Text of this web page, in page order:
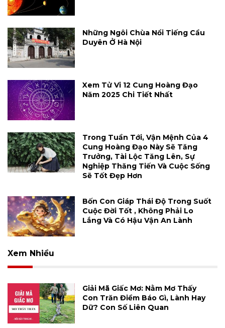
Những Ngôi Chùa Nổi Tiếng Cầu
Duyên Ở Hà Nội
Xem Tử Vi 12 Cung Hoàng Đạo
Năm 2025 Chi Tiết Nhất
Trong Tuần Tới, Vận Mệnh Của 4
Cung Hoàng Đạo Này Sẽ Tăng
Trưởng, Tài Lộc Tăng Lên, Sự
Nghiệp Thăng Tiến Và Cuộc Sống
Sẽ Tốt Đẹp Hơn
Bốn Con Giáp Thái Độ Trong Suốt
Cuộc Đời Tốt , Không Phải Lo
Lắng Và Có Hậu Vận An Lành
Xem Nhiều
Giải Mã Giấc Mơ: Nằm Mơ Thấy
Con Trăn Điềm Báo Gì, Lành Hay
Dữ? Con Số Liên Quan